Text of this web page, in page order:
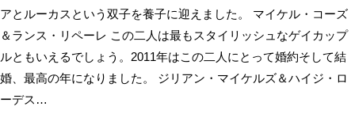
アとルーカスという双子を養子に迎えました。 マイケル・コーズ
＆ランス・リペーレ この二人は最もスタイリッシュなゲイカップ
ルともいえるでしょう。2011年はこの二人にとって婚約そして結
婚、最高の年になりました。 ジリアン・マイケルズ＆ハイジ・ロ
ーデス…